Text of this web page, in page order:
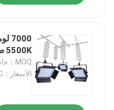
5500K ضوء استوديو يعمل بالبطارية
MOQ：حاسب شخصي 1
الأسعار：USD109/PC-USD131/PC